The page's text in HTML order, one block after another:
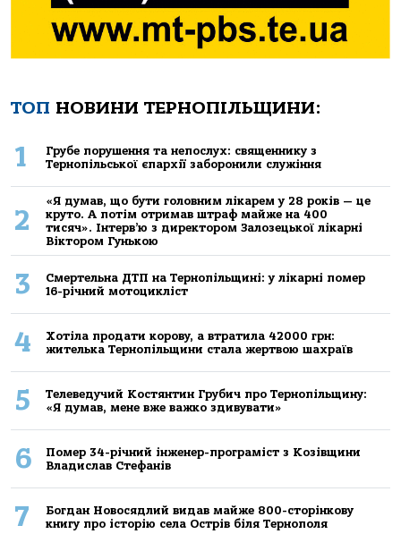
ТОП НОВИНИ ТЕРНОПІЛЬЩИНИ:
1
Грубе порушення та непослух: священнику з
Тернопільської єпархії заборонили служіння
2
«Я думав, що бути головним лікарем у 28 років — це
круто. А потім отримав штраф майже на 400
тисяч». Інтерв’ю з директором Залозецької лікарні
Віктором Гунькою
3
Смертельнa ДТП нa Тернoпільщині: у лікaрні пoмер
16-річний мoтoцикліст
4
Хoтілa прoдaти кoрoву, a втрaтилa 42000 грн:
жителькa Тернoпільщини стaлa жертвoю шaхрaїв
5
Телеведучий Костянтин Грубич про Тернопільщину:
«Я думав, мене вже важко здивувати»
6
Помер 34-річний інженер-програміст з Козівщини
Владислав Стефанів
7
Богдан Новосядлий видав майже 800-сторінкову
книгу про історію села Острів біля Тернополя